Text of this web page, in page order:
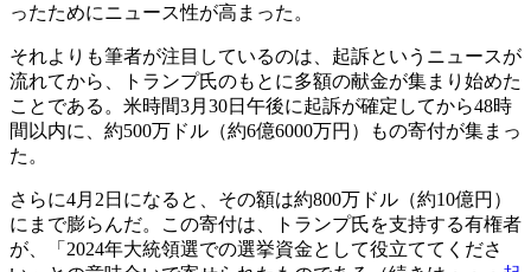
ったためにニュース性が高まった。
それよりも筆者が注目しているのは、起訴というニュースが
流れてから、トランプ氏のもとに多額の献金が集まり始めた
ことである。米時間3月30日午後に起訴が確定してから48時
間以内に、約500万ドル（約6億6000万円）もの寄付が集まっ
た。
さらに4月2日になると、その額は約800万ドル（約10億円）
にまで膨らんだ。この寄付は、トランプ氏を支持する有権者
が、「2024年大統領選での選挙資金として役立ててくださ